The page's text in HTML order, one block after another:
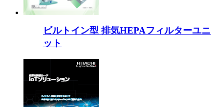
ビルトイン型 排気HEPAフィルターユニ
ット